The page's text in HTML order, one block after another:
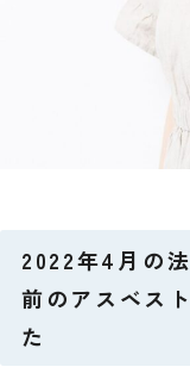
2022年4月の
前のアスベス
た